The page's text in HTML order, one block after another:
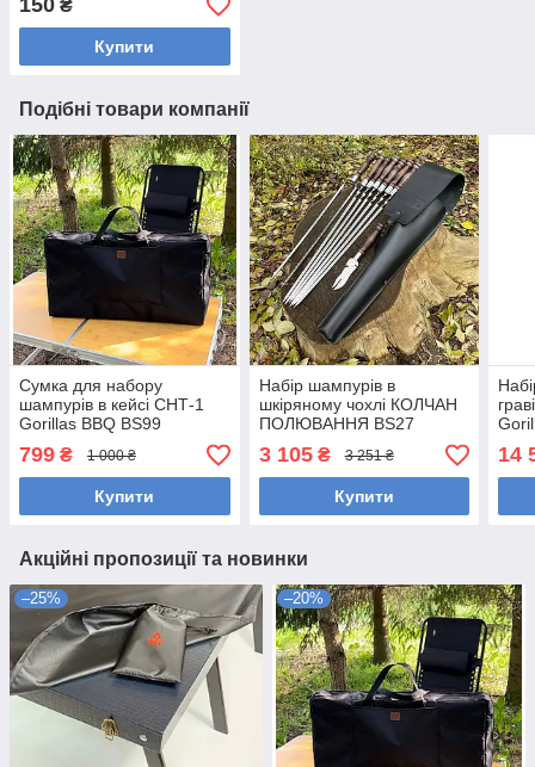
150 ₴
Купити
Подібні товари компанії
Сумка для набору
шампурів в кейсі СНТ-1
Gorillas BBQ BS99
799 ₴ 1 000 ₴
Купити
Набір шампурів в
шкіряному чохлі КОЛЧАН
ПОЛЮВАННЯ BS27
3 105₴ 3 251 ₴
Купити
14
Акційні пропозиції та новинки
–25% –20%